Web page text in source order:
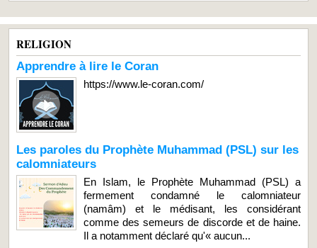
RELIGION
Apprendre à lire le Coran
https://www.le-coran.com/
Les paroles du Prophète Muhammad (PSL) sur les
calomniateurs
En Islam, le Prophète Muhammad (PSL) a
fermement condamné le calomniateur
(namâm) et le médisant, les considérant
comme des semeurs de discorde et de haine.
Il a notamment déclaré qu'« aucun...